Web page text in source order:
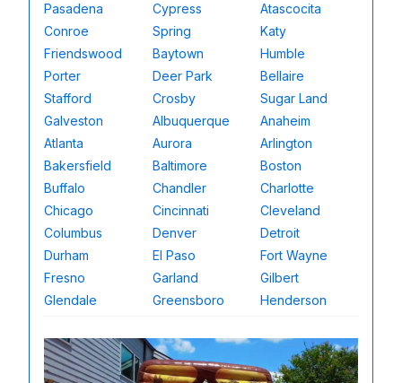
Pasadena
Cypress
Atascocita
Conroe
Spring
Katy
Friendswood
Baytown
Humble
Porter
Deer Park
Bellaire
Stafford
Crosby
Sugar Land
Galveston
Albuquerque
Anaheim
Atlanta
Aurora
Arlington
Bakersfield
Baltimore
Boston
Buffalo
Chandler
Charlotte
Chicago
Cincinnati
Cleveland
Columbus
Denver
Detroit
Durham
El Paso
Fort Wayne
Fresno
Garland
Gilbert
Glendale
Greensboro Henderson